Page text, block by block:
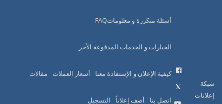
شبكة
إعلانات
أسئلة متكررة و معلوماتFAQ
الخيارات و الخدمات المدفوعة الأجر
كيفية الإعلان و الإستفادة معنا أسعار العملات مقالات
اتصل بنا أضف إعلاناً التسجيل